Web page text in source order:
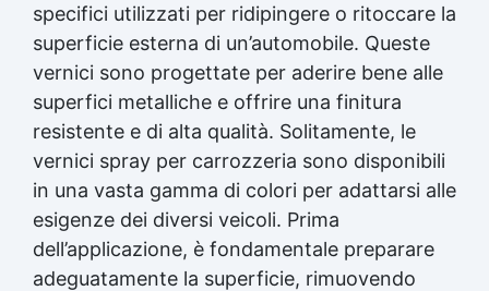
specifici utilizzati per ridipingere o ritoccare la
superficie esterna di un’automobile. Queste
vernici sono progettate per aderire bene alle
superfici metalliche e offrire una finitura
resistente e di alta qualità. Solitamente, le
vernici spray per carrozzeria sono disponibili
in una vasta gamma di colori per adattarsi alle
esigenze dei diversi veicoli. Prima
dell’applicazione, è fondamentale preparare
adeguatamente la superficie, rimuovendo